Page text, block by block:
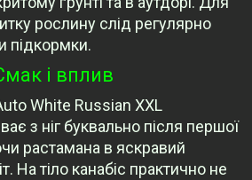
рослину слід регулярно
підкормки.
і вплив
White Russian XXL
з ніг буквально після першої
растамана в яскравий
На тіло канабіс практично не